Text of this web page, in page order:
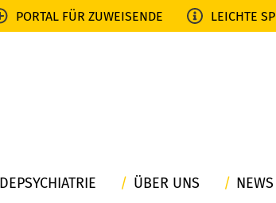
PORTAL FÜR ZUWEISENDE LEICHTE
ÜBER UNS